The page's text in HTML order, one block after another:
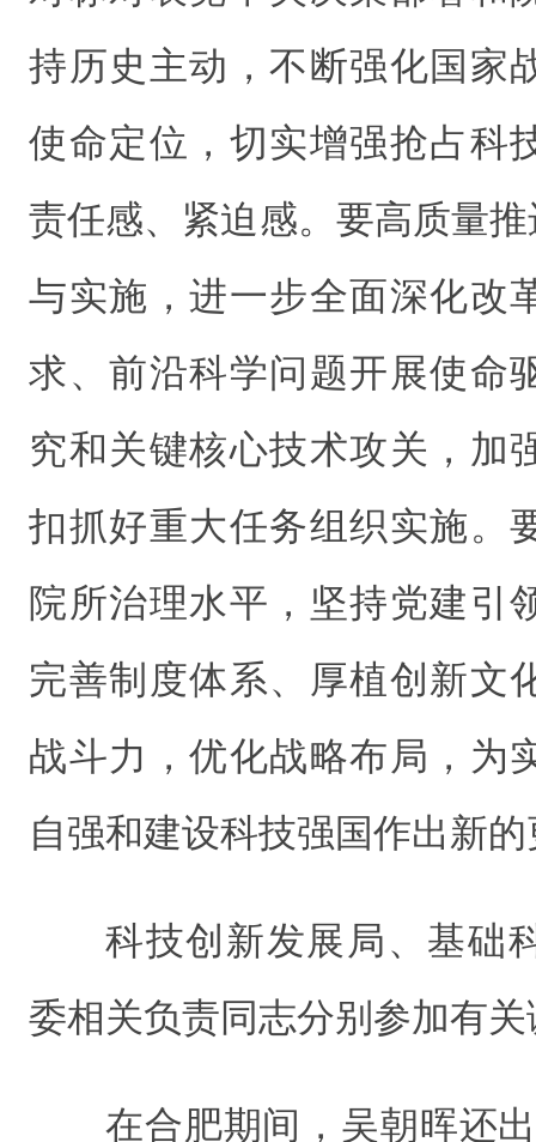
持历史主动，不断强化国家
使命定位，切实增强抢占科
责任感、紧迫感。要高质量
与实施，进一步全面深化改
求、前沿科学问题开展使命
究和关键核心技术攻关，加
扣抓好重大任务组织实施。
院所治理水平，坚持党建引
完善制度体系、厚植创新文
战斗力，优化战略布局，为
自强和建设科技强国作出新
科技创新发展局、基础
委相关负责同志分别参加有
在合肥期间，吴朝晖还